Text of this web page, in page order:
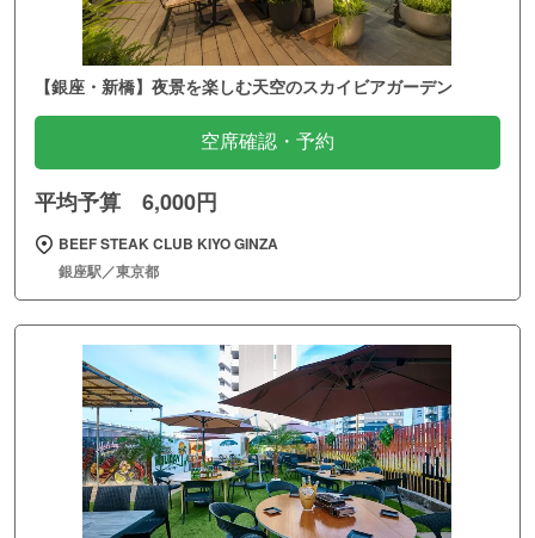
【銀座・新橋】夜景を楽しむ天空のスカイビアガーデン
空席確認・予約
平均予算 6,000円
BEEF STEAK CLUB KIYO GINZA
銀座駅／東京都